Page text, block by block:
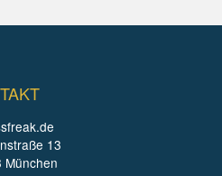
13
München